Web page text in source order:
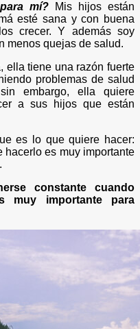
mí?Mis hijos están
esté sana y con buena
crecer. Y además soy
menos quejas de salud.
ella tiene una razón fuerte
problemas de salud
embargo, ella quiere
a sus hijos que están
es lo que quiere hacer:
hacerlo es muy importante
constante cuando
muy importante para